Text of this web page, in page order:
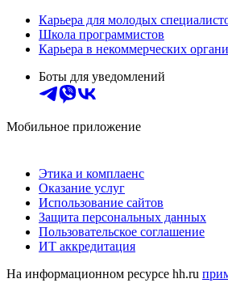
Карьера для молодых
Школа программистов
Карьера в некоммерческих
Боты для уведомлений
Мобильное приложение
Этика и комплаенс
Оказание услуг
Использование сайтов
Защита персональных данных
Пользовательское соглашение
ИТ аккредитация
На информационном ресурсе hh.ru